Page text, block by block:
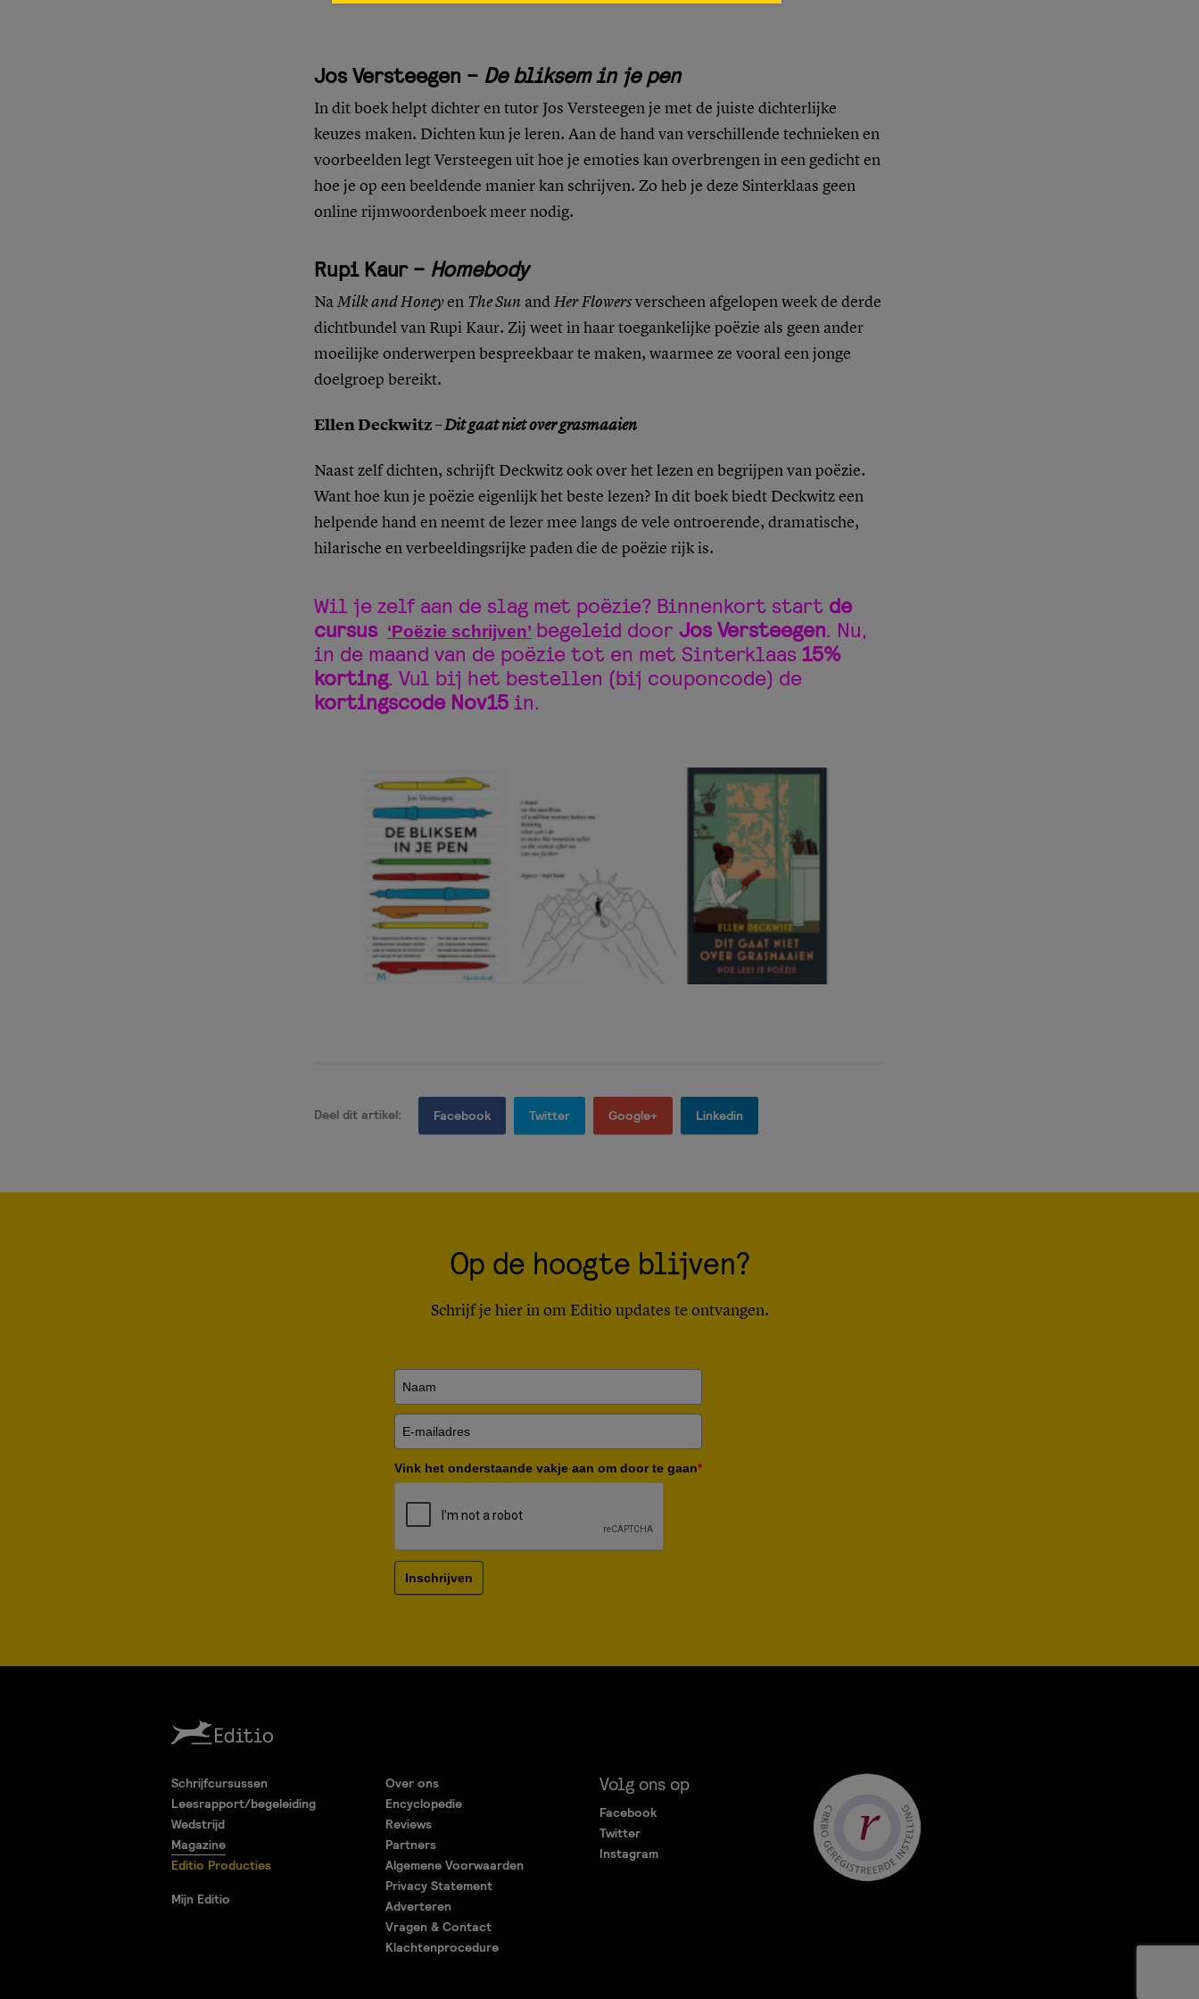
Jos Versteegen – De bliksem in je pen
In dit boek helpt dichter en tutor Jos Versteegen je met de juiste dichterlijke
keuzes maken. Dichten kun je leren. Aan de hand van verschillende technieken en
voorbeelden legt Versteegen uit hoe je emoties kan overbrengen in een gedicht en
hoe je op een beeldende manier kan schrijven. Zo heb je deze Sinterklaas geen
online rijmwoordenboek meer nodig.
Rupi Kaur – Homebody
NaMilk and Honeyen The Sun and Her Flowers verscheen afgelopen week de derde
dichtbundel van Rupi Kaur. Zij weet in haar toegankelijke poëzie als geen ander
moeilijke onderwerpen bespreekbaar te maken, waarmee ze vooral een jonge
doelgroep bereikt.
Ellen Deckwitz –Dit gaat niet over grasmaaien
Naast zelf dichten, schrijft Deckwitz ook over het lezen en begrijpen van poëzie.
Want hoe kun je poëzie eigenlijk het beste lezen? In dit boek biedt Deckwitz een
helpende hand en neemt de lezer mee langs de vele ontroerende, dramatische,
hilarische en verbeeldingsrijke paden die de poëzie rijk is.
Wil je zelf aan de slag met poëzie? Binnenkort start de
cursus ‘Poëzie schrijven’ begeleid door Jos Versteegen. Nu,
in de maand van de poëzie tot en met Sinterklaas 15%
korting. Vul bij het bestellen (bij couponcode) de
kortingscode Nov15 in.
Deel dit artikel: Facebook Twitter Google+ Linkedin
Op de hoogte blijven?
Schrijf je hier in om Editio updates te ontvangen.
Vink het onderstaande vakje aan om door te gaan*
Inschrijven
Schrijfcursussen
Leesrapport/begeleiding
Wedstrijd
Magazine
Editio Producties
Mijn Editio
Over ons
Encyclopedie
Reviews
Partners
Algemene Voorwaarden
Privacy Statement
Adverteren
Vragen & Contact
Klachtenprocedure
Volg ons op
Facebook
Twitter
Instagram